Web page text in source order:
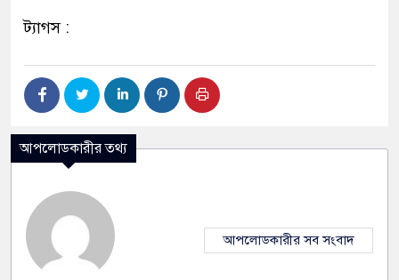
ট্যাগস :
আপলোডকারীর তথ্য
আপলোডকারীর সব সংবাদ